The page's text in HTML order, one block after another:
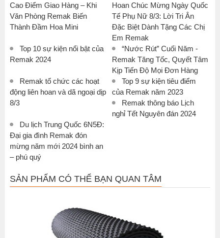
Cao Điểm Giao Hàng – Khi
Văn Phòng Remak Biến
Thành Đầm Hoa Mini
Hoan Chúc Mừng Ngày Quốc
Tế Phụ Nữ 8/3: Lời Tri Ân
Đặc Biệt Dành Tặng Các Chị
Em Remak
Top 10 sự kiện nổi bật của
Remak 2024
“Nước Rút” Cuối Năm -
Remak Tăng Tốc, Quyết Tâm
Kịp Tiến Độ Mọi Đơn Hàng
Remak tổ chức các hoạt
động liên hoan và dã ngoại dịp
8/3
Top 9 sự kiện tiêu điểm
của Remak năm 2023
Remak thông báo Lịch
nghỉ Tết Nguyên đán 2024
Du lịch Trung Quốc 6N5Đ:
Đại gia đình Remak đón
mừng năm mới 2024 bình an
– phú quý
SẢN PHẨM CÓ THỂ BẠN QUAN TÂM